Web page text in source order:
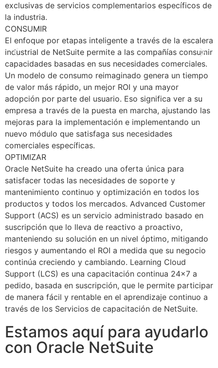
exclusivas de servicios complementarios específicos de
la industria.
CONSUMIR
El enfoque por etapas inteligente a través de la escalera
industrial de NetSuite permite a las compañías consumir
capacidades basadas en sus necesidades comerciales.
Un modelo de consumo reimaginado genera un tiempo
de valor más rápido, un mejor ROI y una mayor
adopción por parte del usuario. Eso significa ver a su
empresa a través de la puesta en marcha, ajustando las
mejoras para la implementación e implementando un
nuevo módulo que satisfaga sus necesidades
comerciales específicas.
OPTIMIZAR
Oracle NetSuite ha creado una oferta única para
satisfacer todas las necesidades de soporte y
mantenimiento continuo y optimización en todos los
productos y todos los mercados. Advanced Customer
Support (ACS) es un servicio administrado basado en
suscripción que lo lleva de reactivo a proactivo,
manteniendo su solución en un nivel óptimo, mitigando
riesgos y aumentando el ROI a medida que su negocio
continúa creciendo y cambiando. Learning Cloud
Support (LCS) es una capacitación continua 24x7 a
pedido, basada en suscripción, que le permite participar
de manera fácil y rentable en el aprendizaje continuo a
través de los Servicios de capacitación de NetSuite.
Estamos aquí para ayudarlo
con Oracle NetSuite